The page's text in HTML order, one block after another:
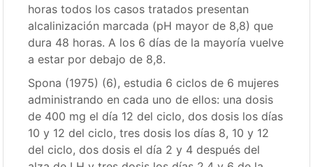
horas todos los casos tratados presentan
alcalinización marcada (pH mayor de 8,8) que
dura 48 horas. A los 6 días de la mayoría vuelve
a estar por debajo de 8,8.
Spona (1975) (6), estudia 6 ciclos de 6 mujeres
administrando en cada uno de ellos: una dosis
de 400 mg el día 12 del ciclo, dos dosis los días
10 y 12 del ciclo, tres dosis los días 8, 10 y 12
del ciclo, dos dosis el día 2 y 4 después del